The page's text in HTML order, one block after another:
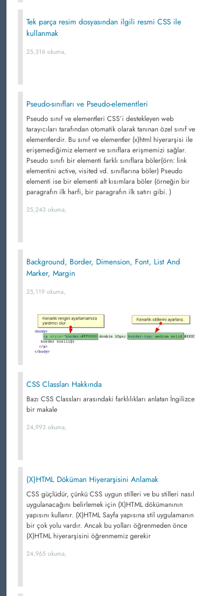
Tek parça resim dosyasından ilgili resmi CSS ile
kullanmak
25,316 okuma,
Pseudo-sınıfları ve Pseudo-elementleri
Pseudo sınıf ve elementleri CSS’i destekleyen web
tarayıcıları tarafından otomatik olarak tanınan özel sınıf ve
elementlerdir. Bu sınıf ve elementler (x)html hiyerarşisi ile
erişemediğimiz element ve sınıflara erişmemizi sağlar.
Pseudo sınıfı bir elementi farklı sınıflara böler(örn: link
elementini active, visited vd. sınıflarına böler) Pseudo
elementi ise bir elementi alt kısımlara böler (örneğin bir
paragrafın ilk harfi, bir paragrafın ilk satırı gibi. )
25,243 okuma,
Background, Border, Dimension, Font, List And
Marker, Margin
25,119 okuma,
CSS Classları Hakkında
Bazı CSS Classları arasındaki farklılıkları anlatan İngilizce
bir makale
24,993 okuma,
(X)HTML Döküman Hiyerarşisini Anlamak
CSS güçlüdür, çünkü CSS uygun stilleri ve bu stilleri nasıl
uygulanacağını belirlemek için (X)HTML dökümanının
yapısını kullanır. (X)HTML Sayfa yapısına stil uygulamanın
bir çok yolu vardır. Ancak bu yolları öğrenmeden önce
(X)HTML hiyerarşisini öğrenmemiz gerekir
24,965 okuma,